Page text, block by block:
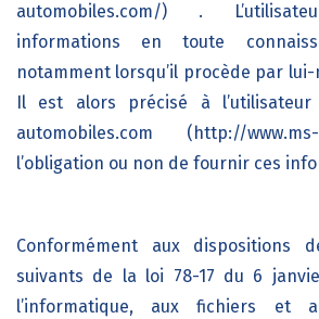
automobiles.com/) .
informations en toute
notamment lorsqu’il procède par lui-
Il est alors précisé à
automobiles.com (http://www.ms-
l’obligation ou non de fournir ces
Conformément aux dispositions
suivants de la loi 78-17 du 6
l’informatique, aux fichiers et